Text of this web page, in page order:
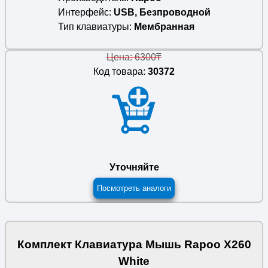
Интерфейс USB, Безпроводной
Тип клавиатуры
Мембранная
Цена: 6300₸
Код товара: 30372
Уточняйте
Посмотреть аналоги
Комплект Клавиатура Мышь Rapoo X260
White